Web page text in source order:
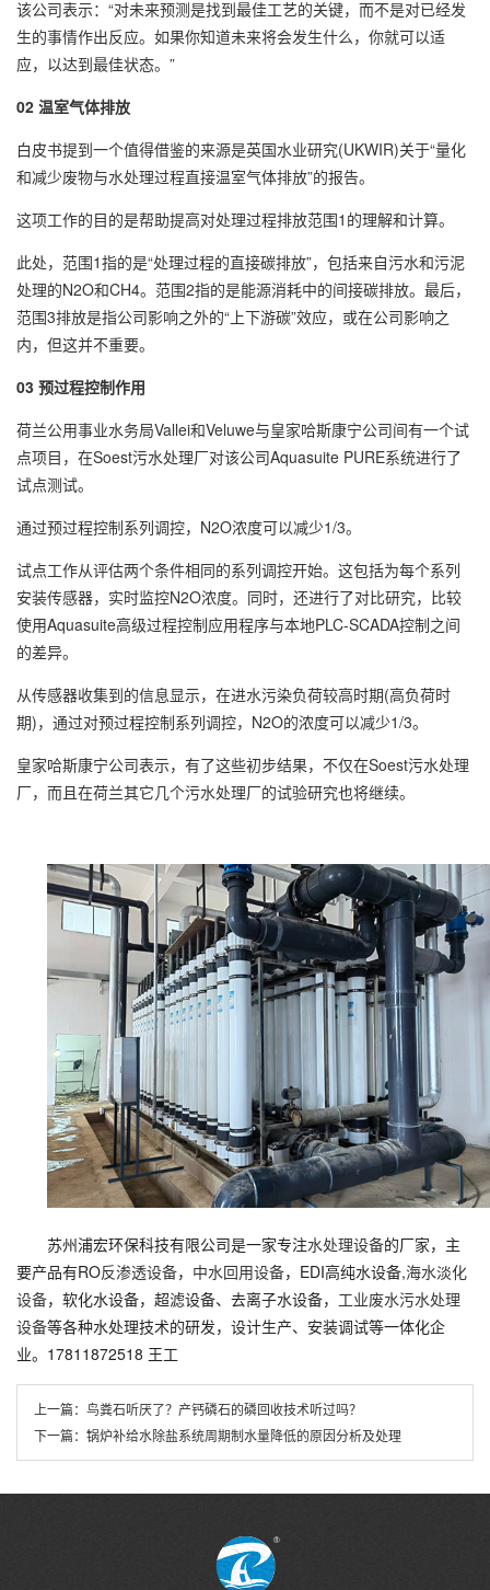
该公司表示：“对未来预测是找到最佳工艺的关键，而不是对已经发
生的事情作出反应。如果你知道未来将会发生什么，你就可以适
应，以达到最佳状态。”
02 温室气体排放
白皮书提到一个值得借鉴的来源是英国水业研究(UKWIR)关于“量化
和减少废物与水处理过程直接温室气体排放”的报告。
这项工作的目的是帮助提高对处理过程排放范围1的理解和计算。
此处，范围1指的是“处理过程的直接碳排放”，包括来自污水和污泥
处理的N2O和CH4。范围2指的是能源消耗中的间接碳排放。最后，
范围3排放是指公司影响之外的“上下游碳”效应，或在公司影响之
内，但这并不重要。
03 预过程控制作用
荷兰公用事业水务局Vallei和Veluwe与皇家哈斯康宁公司间有一个试
点项目，在Soest污水处理厂对该公司Aquasuite PURE系统进行了
试点测试。
通过预过程控制系列调控，N2O浓度可以减少1/3。
试点工作从评估两个条件相同的系列调控开始。这包括为每个系列
安装传感器，实时监控N2O浓度。同时，还进行了对比研究，比较
使用Aquasuite高级过程控制应用程序与本地PLC-SCADA控制之间
的差异。
从传感器收集到的信息显示，在进水污染负荷较高时期(高负荷时
期)，通过对预过程控制系列调控，N2O的浓度可以减少1/3。
皇家哈斯康宁公司表示，有了这些初步结果，不仅在Soest污水处理
厂，而且在荷兰其它几个污水处理厂的试验研究也将继续。
苏州浦宏环保科技有限公司是一家专注水处理设备的厂家，主
要产品有RO反渗透设备， 中水回用设备，EDI高纯水设备,海水淡化
设备，软化水设备，超滤设备、去离子水设备， 工业废水污水处理
设备等各种水处理技术的研发，设计生产、安装调试等一体化企
业。17811872518 王工
上一篇： 鸟粪石听厌了？产钙磷石的磷回收技术听过吗？
下一篇： 锅炉补给水除盐系统周期制水量降低的原因分析及处理